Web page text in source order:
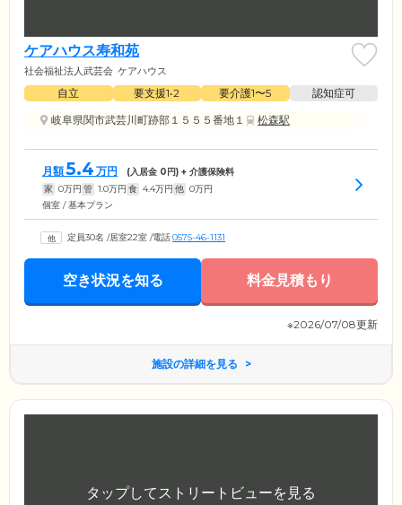
ケアハウス寿和苑
社会福祉法人武芸会 ケアハウス
自立 要支援1•2 要介護1〜5
認知症可
岐阜県関市武芸川町跡部１５５５番地１
松森駅
月額5.4 万円 (入居金 0円) + 介護保険料
家 0万円 管 1.0万円 食 4.4万円 他 0万円
個室 / 基本プラン
定員30名 /居室22室 /電話0575-46-1131
空き状況を知る 料金見積もり
※2026/07/08更新
施設の詳細を見る